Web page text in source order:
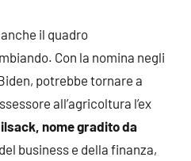
il quadro
Con la nomina negli
potrebbe tornare a
all’agricoltura l’ex
nome gradito da
business e della finanza,